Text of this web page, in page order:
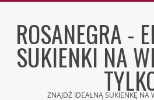
contentROSANEGRA -
SUKIENKI NA
ZNAJDŹ IDEALNĄ SUKIENKĘ NA